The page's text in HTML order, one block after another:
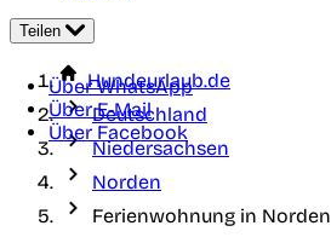
Teilen
Über WhatsApp
Über E-Mail
Über Facebook
Hundeurlaub.de
Deutschland
Niedersachsen
Norden
Ferienwohnung in Norden